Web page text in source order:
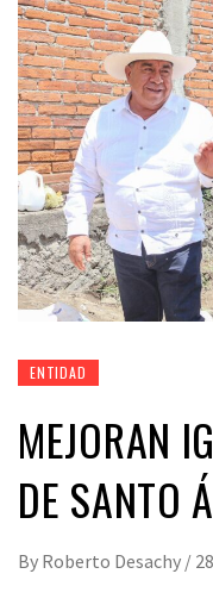
ENTIDAD
MEJORAN
DE SANTO
By Roberto Desachy /